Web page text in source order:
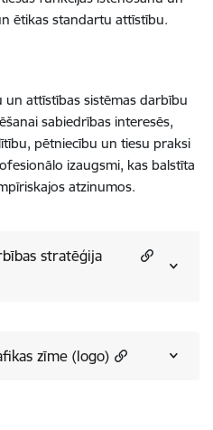
ētikas standartu attīstību.
attīstības sistēmas darbību
sabiedrības interesēs,
pētniecību un tiesu praksi
izaugsmi, kas balstīta
atzinumos.
stratēģija
zīme (logo)